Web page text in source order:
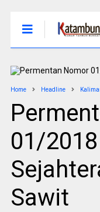
Home Headline
01/
Sawit